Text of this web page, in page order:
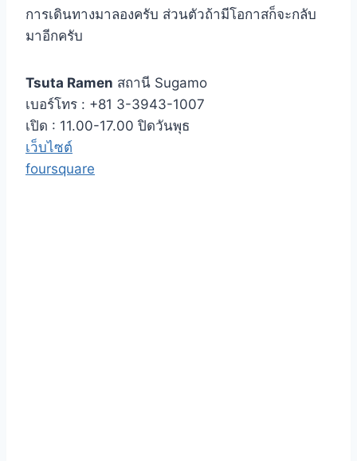
การเดินทางมาลองครับ ส่วนตัวถ้ามีโอกาสก็จะกลับ
มาอีกครับ
Tsuta Ramen สถานี Sugamo
เบอร์โทร : +81 3-3943-1007
เปิด : 11.00-17.00 ปิดวันพุธ
เว็บไซต์
foursquare